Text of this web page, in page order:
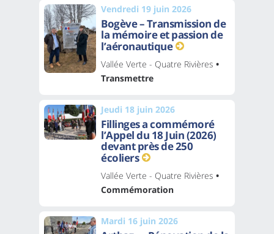
Vendredi 19 juin 2026
Bogève – Transmission de
la mémoire et passion de
l’aéronautique
Vallée Verte - Quatre Rivières •
Transmettre
Jeudi 18 juin 2026
Fillinges a commémoré
l’Appel du 18 Juin (2026)
devant près de 250
écoliers
Vallée Verte - Quatre Rivières •
Commémoration
Mardi 16 juin 2026